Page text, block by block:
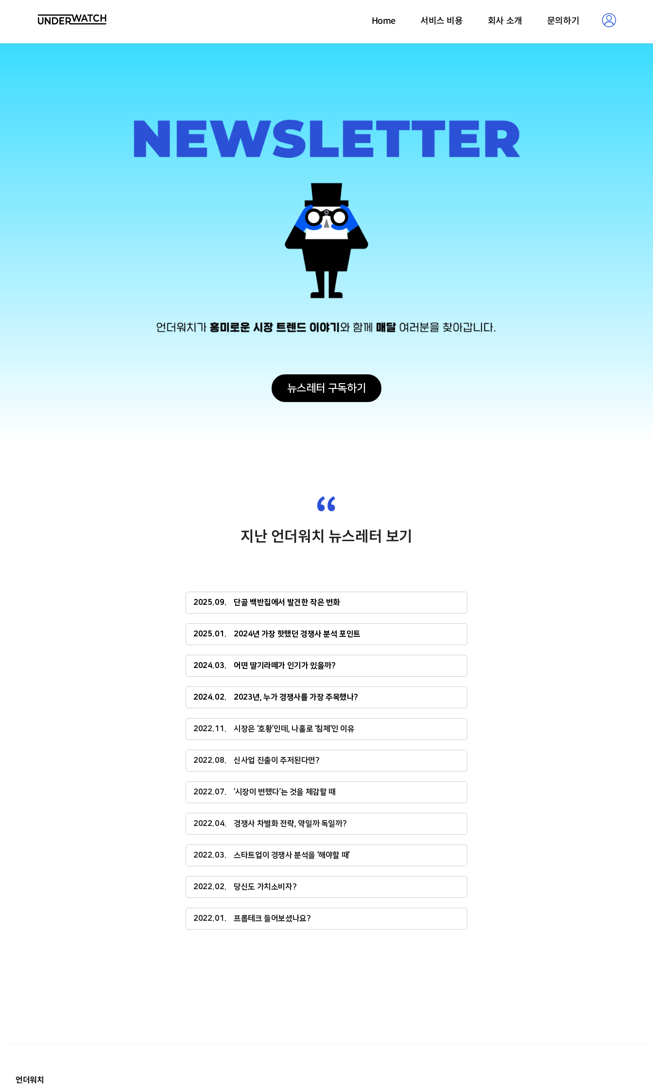
Home 서비스 비용 회사 소개 문의하기
뉴스레터 구독하기
“
지난 언더워치 뉴스레터 보기
2025.09. 단골 백반집에서 발견한 작은 변화
2025.01. 2024년 가장 핫했던 경쟁사 분석 포인트
2024.03. 어떤 딸기라떼가 인기가 있을까?
2024.02. 2023년, 누가 경쟁사를 가장 주목했나?
2022.11. 시장은 ‘호황’인데, 나홀로 ‘침체’인 이유
2022.08. 신사업 진출이 주저된다면?
2022.07. ‘시장이 변했다’는 것을 체감할 때
2022.04. 경쟁사 차별화 전략, 약일까 독일까?
2022.03. 스타트업이 경쟁사 분석을 ‘해야할 때’
2022.02. 당신도 가치소비자?
2022.01. 프롭테크 들어보셨나요?
언더워치